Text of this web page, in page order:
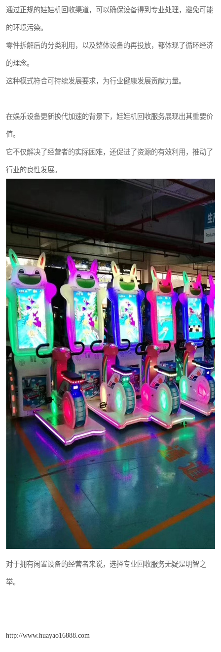
通过正规的娃娃机回收渠道，可以确保设备得到专业处理，避免可能
的环境污染。
零件拆解后的分类利用，以及整体设备的再投放，都体现了循环经济
的理念。
这种模式符合可持续发展要求，为行业健康发展贡献力量。
在娱乐设备更新换代加速的背景下，娃娃机回收服务展现出其重要价
值。
它不仅解决了经营者的实际困难，还促进了资源的有效利用，推动了
行业的良性发展。
对于拥有闲置设备的经营者来说，选择专业回收服务无疑是明智之
举。
http://www.huayao16888.com